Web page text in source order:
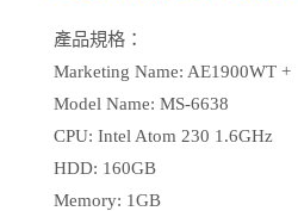
產品規格：
Marketing Name: AE1900WT +
Model Name: MS-6638
CPU: Intel Atom 230 1.6GHz
HDD: 160GB
Memory: 1GB